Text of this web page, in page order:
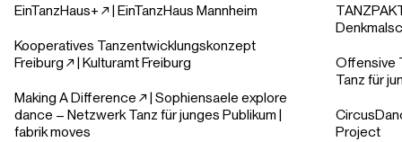
EinTanzHaus+ ↗︎| EinTanzHaus Mannheim
Kooperatives Tanzentwicklungskonzept
Freiburg ↗︎| Kulturamt Freiburg
Making A Difference ↗︎| Sophiensaele explore
dance – Netzwerk Tanz für junges Publikum |
fabrik moves
Offensive
Tanz für
Project